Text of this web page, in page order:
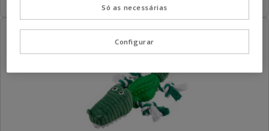
30% desc.
Só as necessárias
Configurar